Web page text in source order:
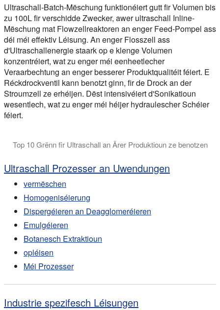
Ultraschall-Batch-Mëschung funktionéiert gutt fir Volumen bis
zu 100L fir verschidde Zwecker, awer ultraschall Inline-
Mëschung mat Flowzellreaktoren an enger Feed-Pompel ass
déi méi effektiv Léisung. An enger Flosszell ass
d'Ultraschallenergie staark op e klenge Volumen
konzentréiert, wat zu enger méi eenheetlecher
Veraarbechtung an enger besserer Produktqualitéit féiert. E
Réckdrockventil kann benotzt ginn, fir de Drock an der
Stroumzell ze erhéijen. Dëst intensivéiert d'Sonikatioun
wesentlech, wat zu enger méi héijer hydraulescher Schéier
féiert.
Top 10 Grënn fir Ultraschall an Ärer Produktioun ze benotzen
Ultraschall Prozesser an Uwendungen
vermëschen
Homogeniséierung
Dispergéieren an Deagglomeréieren
Emulgéieren
Botanesch Extraktioun
opléisen
Méi Prozesser
Industrie spezifesch Léisungen